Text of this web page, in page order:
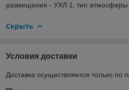
размещения - УХЛ 1, тип атмосферы
Скрыть
Условия доставки
Доставка осуществляется только по